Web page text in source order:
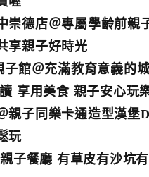
崇德店＠專屬學齡前親
享親子好時光
子館＠充滿教育意義的
享用美食 親子安心玩
親子同樂卡通造型漢堡
玩
子餐廳 有草皮有沙坑